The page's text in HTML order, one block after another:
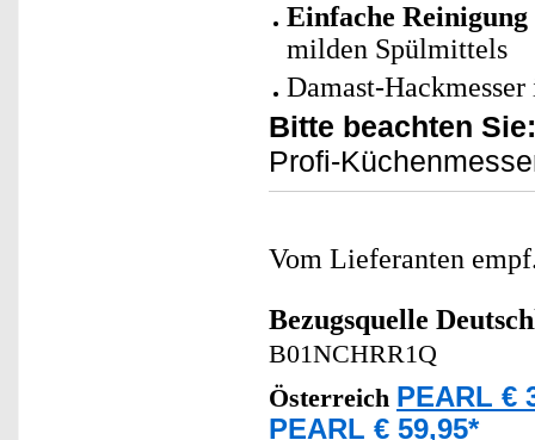
Einfache Reinigung
milden Spülmittels
Damast-
Bitte beachten Sie:
Profi-
Vom Lieferanten
Bezugsquelle
B01NCHRR1Q
Österreich PEARL €
PEARL € 59,95*